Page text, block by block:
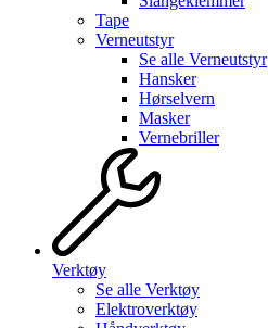
Tape
Verneutstyr
Se alle Verneutstyr
Hansker
Hørselvern
Masker
Vernebriller
Verktøy
Se alle Verktøy
Elektroverktøy